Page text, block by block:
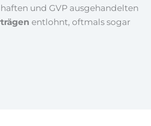
und GVP ausgehandelten
entlohnt, oftmals sogar